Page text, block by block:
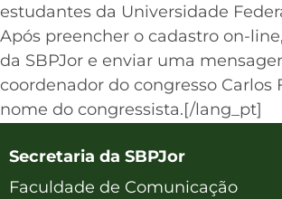
estudantes da Universidade
Após preencher o cadastro on-
da SBPJor e enviar uma
coordenador do congresso Carlos
nome do congressista.[/lang_pt]
Secretaria da SBPJor
Faculdade de Comunicação